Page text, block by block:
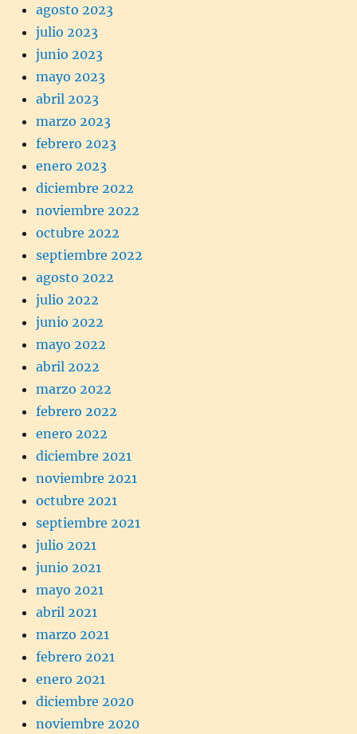
agosto 2023
julio 2023
junio 2023
mayo 2023
abril 2023
marzo 2023
febrero 2023
enero 2023
diciembre 2022
noviembre 2022
octubre 2022
septiembre 2022
agosto 2022
julio 2022
junio 2022
mayo 2022
abril 2022
marzo 2022
febrero 2022
enero 2022
diciembre 2021
noviembre 2021
octubre 2021
septiembre 2021
julio 2021
junio 2021
mayo 2021
abril 2021
marzo 2021
febrero 2021
enero 2021
diciembre 2020
noviembre 2020